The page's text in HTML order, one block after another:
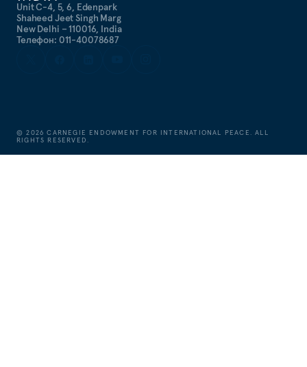
Unit C-4, 5, 6, Edenpark
Shaheed Jeet Singh Marg
New Delhi – 110016, India
Телефон: 011-40078687
©2026 CARNEGIE ENDOWMENT FOR INTERNATIONAL PEACE. ALL
RIGHTS RESERVED.